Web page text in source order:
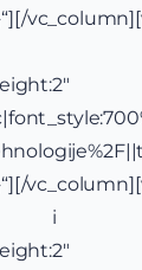
i